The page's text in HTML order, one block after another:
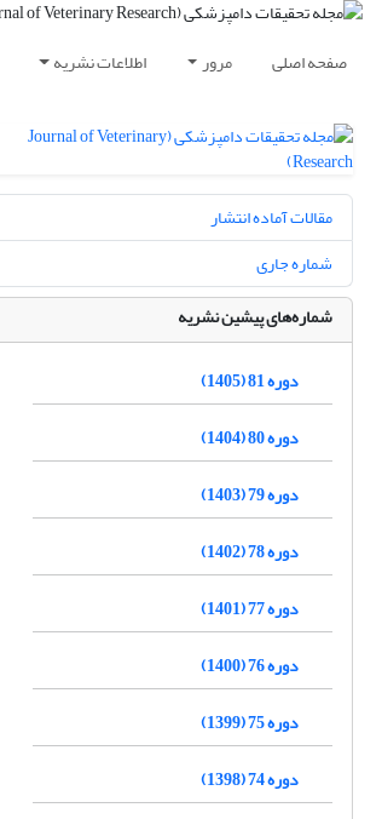
صفحه اصلی مرور اطلاعات نشریه
مقالات آماده انتشار
شماره جاری
شماره‌های پیشین نشریه
دوره 81 (1405)
دوره 80 (1404)
دوره 79 (1403)
دوره 78 (1402)
دوره 77 (1401)
دوره 76 (1400)
دوره 75 (1399)
دوره 74 (1398)